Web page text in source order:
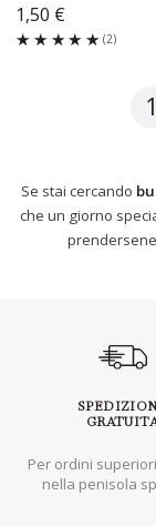
1,50 €
★★★★★
★★★★★ (2)
1
Se stai cercando
che un giorno
Per ordini superiori
nella penisola